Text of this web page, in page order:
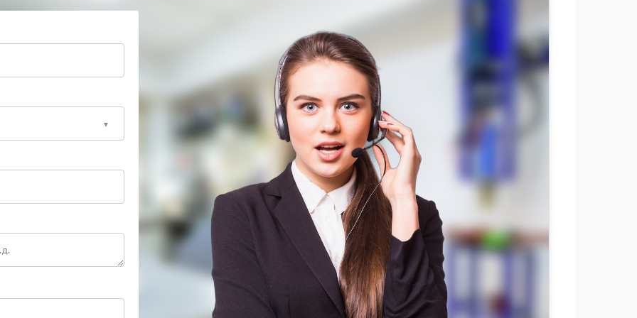
процессов;
риск повторных сбоев и повысить
квалифицированную поддержку,
технологических стандартов.
и формируют индивидуальную схему
функционирующий ноутбук, рекомендации
обслуживания.